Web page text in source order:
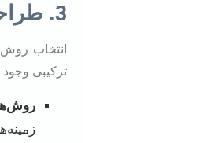
3. طراحی روش‌شناسی تحقیق
انتخاب
ترکیبی